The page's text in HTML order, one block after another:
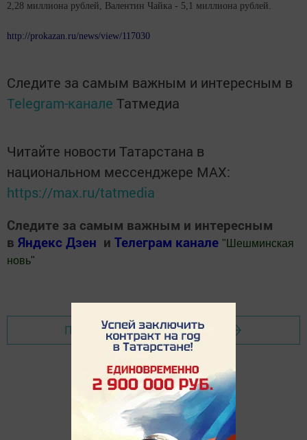
2,28 миллиона рублей, Валентин Чайка - 5,1 миллиона рублей.
http://prokazan.ru/news/view/117030
Следите за самым важным и интересным в
Telegram-канале Татмедиа
Читайте новости Татарстана в
национальном мессенджере MАХ:
https://max.ru/tatmedia
Следите за самым важным и интересным
в Яндекс Дзен и Телеграм канале " Шешминская
новь"
Перейти на страницу новости